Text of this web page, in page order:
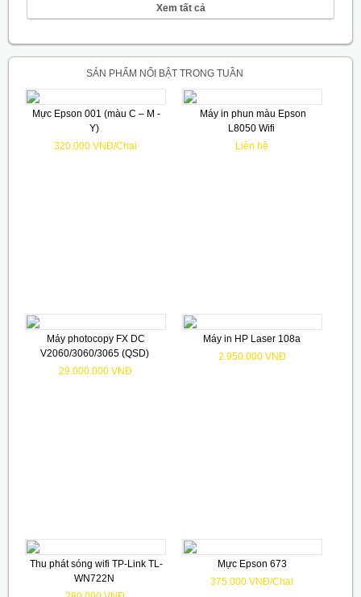
Xem tất cả
SẢN PHẨM NỔI BẬT TRONG TUẦN
Mực Epson 001 (màu C – M -
Y)
320.000 VNĐ/Chai
Máy in phun màu Epson
L8050 Wifi
Liên hệ
Máy photocopy FX DC
V2060/3060/3065 (QSD)
29.000.000 VNĐ
Máy in HP Laser 108a
2.950.000 VNĐ
Thu phát sóng wifi TP-Link TL-
WN722N
Mực Epson 673
375.000 VNĐ/Chai